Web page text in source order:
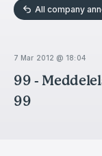
All company
7 Mar 2012 @ 18:04
99 -
99